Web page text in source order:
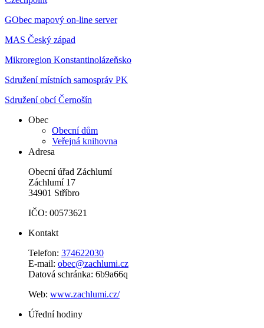
GObec mapový on-line server
MAS Český západ
Mikroregion Konstantinolázeňsko
Sdružení místních samospráv PK
Sdružení obcí Černošín
Obec
Obecní dům
Veřejná knihovna
Adresa
Obecní úřad Záchlumí
Záchlumí 17
34901 Stříbro
IČO: 00573621
Kontakt
Telefon: 374622030
E-mail: obec@zachlumi.cz
Datová schránka: 6b9a66q
Web: www.zachlumi.cz/
Úřední hodiny